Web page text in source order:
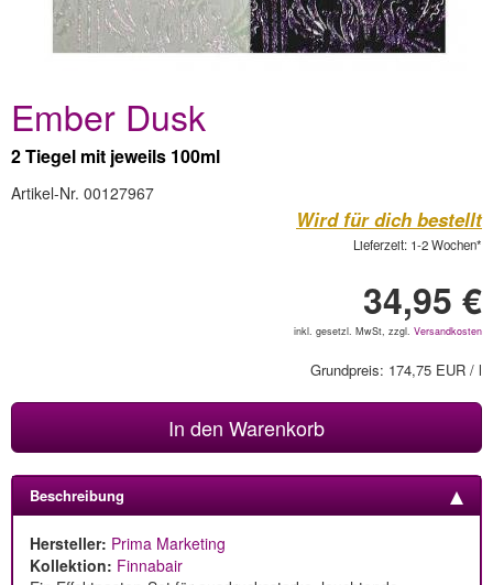
Ember Dusk
2 Tiegel mit jeweils 100ml
Artikel-Nr. 00127967
Wird für dich bestellt
Lieferzeit: 1-2 Wochen*
34,95 €
inkl. gesetzl. MwSt, zzgl. Versandkosten
Grundpreis: 174,75 EUR / l
In den Warenkorb
Beschreibung
Hersteller: Prima Marketing
Kollektion: Finnabair